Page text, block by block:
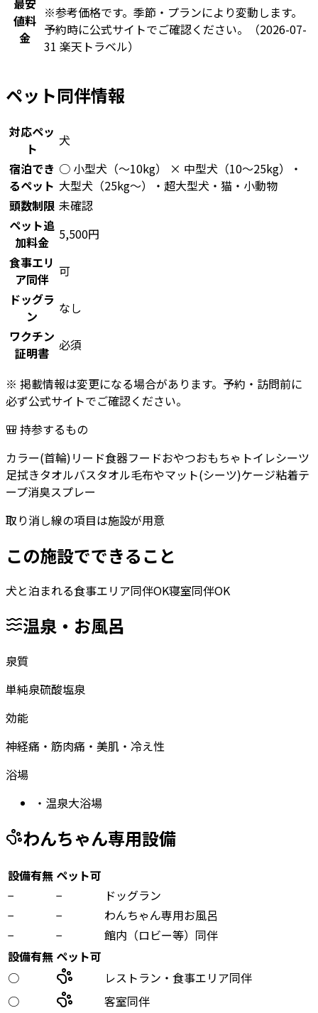
値料
金
※参考価格です。季節・プランにより変動します。
予約時に公式サイトでご確認ください。
（2026-07-
31 楽天トラベル）
ペット同伴情報
対応ペッ
ト
犬
宿泊でき
るペット
○ 小型犬（〜10kg） × 中型犬（10〜25kg）・
大型犬（25kg〜）・超大型犬・猫・小動物
頭数制限 未確認
ペット追
加料金
5,500円
食事エリ
ア同伴
可
ドッグラ
ン
なし
ワクチン
証明書 必須
※ 掲載情報は変更になる場合があります。予約・訪問前に
必ず公式サイトでご確認ください。
🎒 持参するもの
カラー(首輪)リード食器フードおやつおもちゃ トイレシーツ
足拭きタオルバスタオル毛布やマット(シーツ)ケージ粘着テ
ープ消臭スプレー
取り消し線の項目は施設が用意
この施設でできること
犬と泊まれる食事エリア同伴OK寝室同伴OK
温泉・お風呂
泉質
単純泉硫酸塩泉
効能
神経痛・筋肉痛・美肌・冷え性
浴場
・ 温泉大浴場
わんちゃん専用設備
設備有無 ペット可
−
−
ドッグラン
−
−
わんちゃん専用お風呂
−
−
館内（ロビー等）同伴
設備有無 ペット可
○
レストラン・食事エリア同伴
○
客室同伴